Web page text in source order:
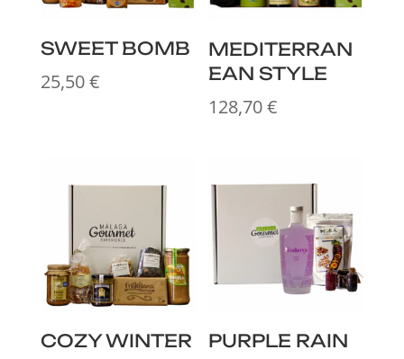
SWEET BOMB
25,50€
MEDITERRAN
EAN STYLE
128,70€
COZY WINTER PURPLE RAIN